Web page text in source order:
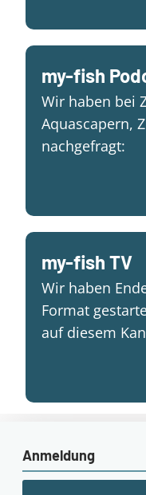
my-fish
Wir haben bei
Aquascapern,
nachgefragt:
my-fish TV
Wir haben
Format
auf diesem
Anmeldung